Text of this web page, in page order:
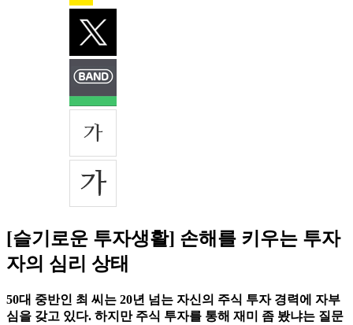
[슬기로운 투자생활] 손해를 키우는 투자
자의 심리 상태
50대 중반인 최 씨는 20년 넘는 자신의 주식 투자 경력에 자부
심을 갖고 있다. 하지만 주식 투자를 통해 재미 좀 봤냐는 질문